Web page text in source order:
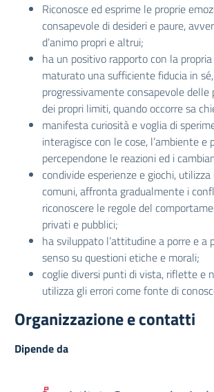
Riconosce ed esprime le proprie
consapevole di desideri e paure,
d’animo propri e altrui;
ha un positivo rapporto con la
maturato una sufficiente fiducia in
progressivamente consapevole delle
dei propri limiti, quando occorre sa
manifesta curiosità e voglia di
interagisce con le cose, l’ambiente e
percependone le reazioni ed i
condivide esperienze e giochi,
comuni, affronta gradualmente i
riconoscere le regole del
privati e pubblici;
ha sviluppato l’attitudine a porre e a
senso su questioni etiche e morali;
coglie diversi punti di vista, riflette e
utilizza gli errori come fonte di
Organizzazione e contatti
Dipende da